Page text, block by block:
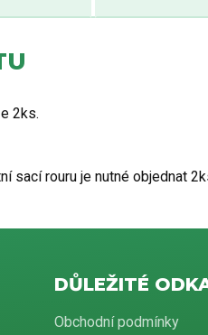
2ks.
sací rouru je nutné objednat
DŮLEŽITÉ
Obchodní podmínky